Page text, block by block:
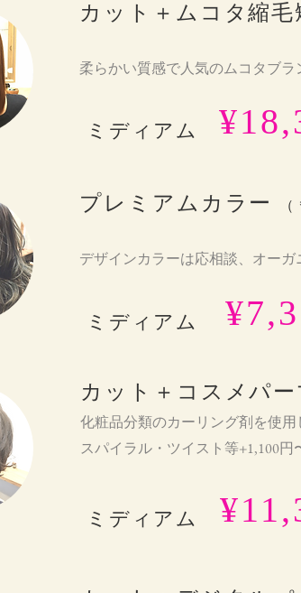
カット＋ムコタ縮毛
柔らかい質感で人気のムコタブラ
ミディアム
プレミアムカラー
デザインカラーは応相談、オーガ
ミディアム
カット＋コスメパー
化粧品分類のカーリング剤を使用
スパイラル・ツイスト等+1,100円
ミディアム